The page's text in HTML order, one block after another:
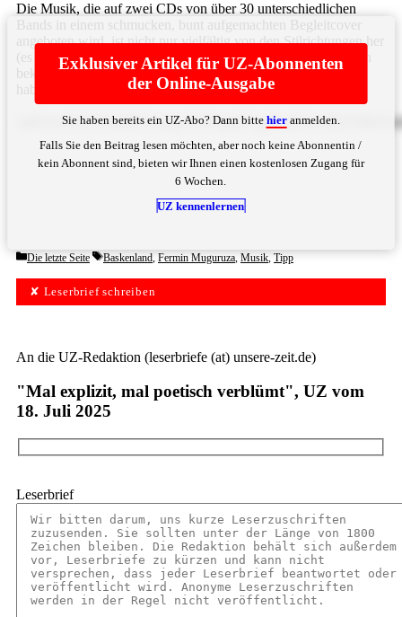
Die Musik, die auf zwei CDs von über 30 unterschiedlichen
Bands in einem schmucken, bunt aufgemachten Begleitcover
angeboten wird, ist nicht nur vielfältig von den Stilrichtungen her
(es geht von Ska über Punk bis Blues und Rock), sondern man
bekommt beim Rein- und Raushören das bittere Gefühl, man
habe diese Musik schon ... Bittehieranmelden
Exklusiver Artikel für UZ-Abonnenten
der Online-Ausgabe
Sie haben bereits ein UZ-Abo? Dann bitte hieranmelden.
Falls Sie den Beitrag lesen möchten, aber noch keine Abonnentin /
kein Abonnent sind, bieten wir Ihnen einen kostenlosen Zugang für
6 Wochen.
UZ kennenlernen
Categories
Die letzte Seite Tags
Baskenland, Fermin Muguruza, Musik, Tipp
✘ Leserbrief schreiben
An die UZ-Redaktion (leserbriefe (at) unsere-zeit.de)
"Mal explizit, mal poetisch verblümt", UZ vom
18. Juli 2025
Leserbrief